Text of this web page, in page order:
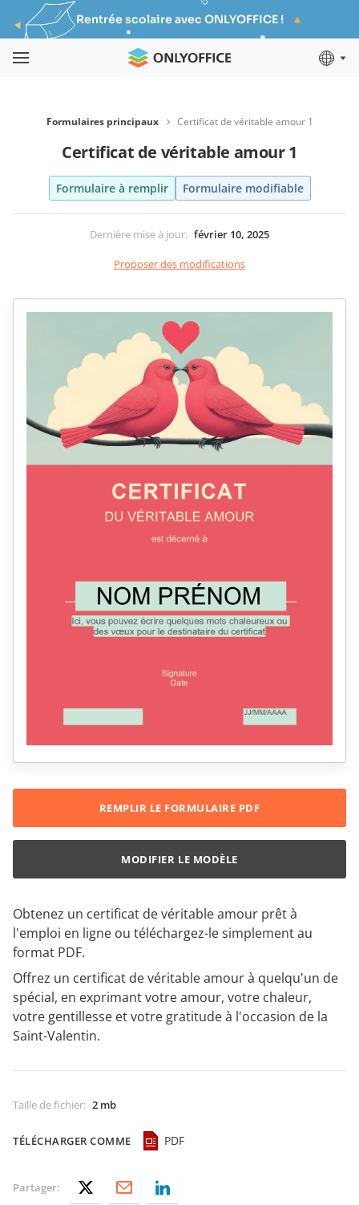
Rentrée scolaire avec ONLYOFFICE !
Formulaires principaux Certificat de véritable amour 1
Certificat de véritable amour 1
Formulaire à remplir Formulaire modifiable
Dernière mise à jour: février 10, 2025
Proposer des modifications
Obtenez un certificat de véritable amour prêt à
l'emploi en ligne ou téléchargez-le simplement au
format PDF.
Offrez un certificat de véritable amour à quelqu'un de
spécial, en exprimant votre amour, votre chaleur,
votre gentillesse et votre gratitude à l'occasion de la
Saint-Valentin.
Taille de fichier: 2 mb
TÉLÉCHARGER COMME PDF
REMPLIR LE FORMULAIRE PDF
MODIFIER LE MODÈLE
Partager: